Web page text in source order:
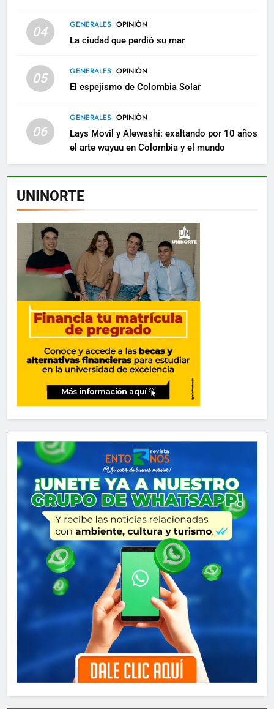
04 GENERALES OPINIÓN
La ciudad que perdió su mar
05 GENERALES OPINIÓN
El espejismo de Colombia Solar
06
GENERALES OPINIÓN
Lays Movil y Alewashi: exaltando por 10 años
el arte wayuu en Colombia y el mundo
UNINORTE